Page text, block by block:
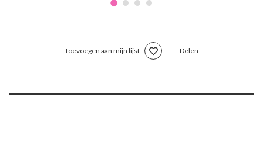
Toevoegen aan mijn lijst Delen